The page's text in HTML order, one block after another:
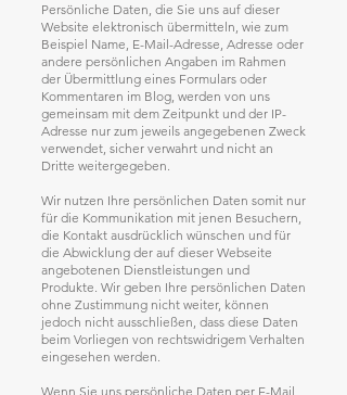
Persönliche Daten, die Sie uns auf dieser
Website elektronisch übermitteln, wie zum
Beispiel Name, E-Mail-Adresse, Adresse oder
andere persönlichen Angaben im Rahmen
der Übermittlung eines Formulars oder
Kommentaren im Blog, werden von uns
gemeinsam mit dem Zeitpunkt und der IP-
Adresse nur zum jeweils angegebenen Zweck
verwendet, sicher verwahrt und nicht an
Dritte weitergegeben.
Wir nutzen Ihre persönlichen Daten somit nur
für die Kommunikation mit jenen Besuchern,
die Kontakt ausdrücklich wünschen und für
die Abwicklung der auf dieser Webseite
angebotenen Dienstleistungen und
Produkte. Wir geben Ihre persönlichen Daten
ohne Zustimmung nicht weiter, können
jedoch nicht ausschließen, dass diese Daten
beim Vorliegen von rechtswidrigem Verhalten
eingesehen werden.
Wenn Sie uns persönliche Daten per E-Mail